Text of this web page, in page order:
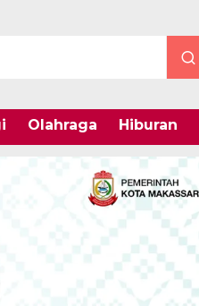
Olahraga Hiburan